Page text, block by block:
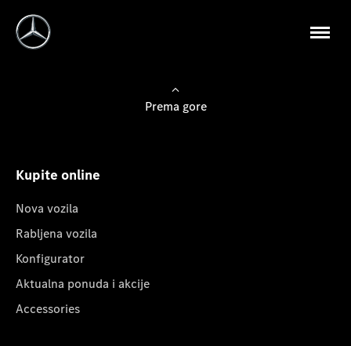
Prema gore
Kupite online
Nova vozila
Rabljena vozila
Konfigurator
Aktualna ponuda i akcije
Accessories